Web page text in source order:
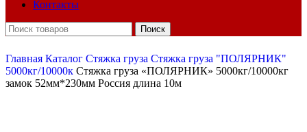
Контакты
Поиск
Главная Каталог Стяжка груза Стяжка груза "ПОЛЯРНИК"
5000кг/10000к Стяжка груза «ПОЛЯРНИК» 5000кг/10000кг
замок 52мм*230мм Россия длина 10м